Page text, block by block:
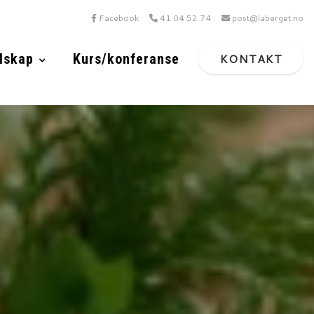
Facebook 41 04 52 74 post@laberget.no
Kurs/konferanse KONTAKT